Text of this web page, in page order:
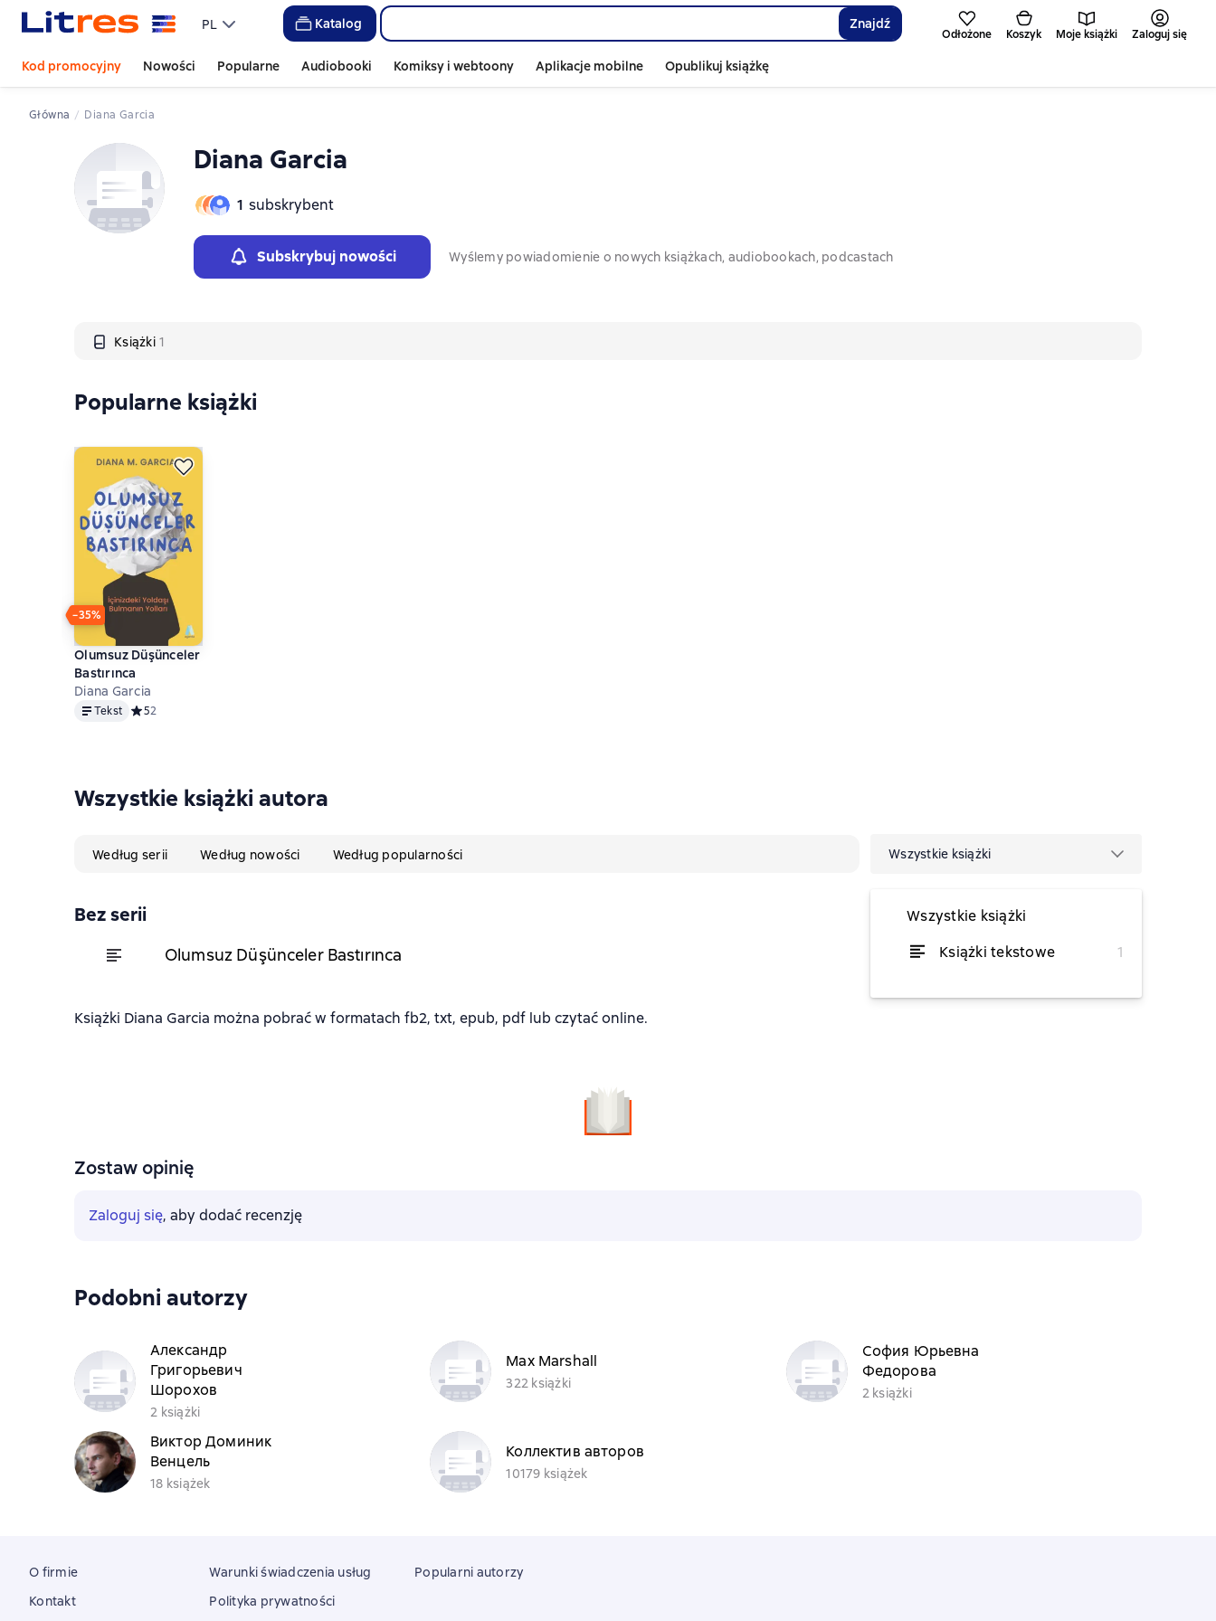
PL Katalog Znajdź
Odłożone Koszyk Moje książki Zaloguj się
Kod promocyjny Nowości Popularne Audiobooki Komiksy i webtoony Aplikacje mobilne Opublikuj książkę
Główna Diana Garcia
Diana Garcia
1 subskrybent
Subskrybuj nowości Wyślemy powiadomienie o nowych książkach, audiobookach, podcastach
Książki 1
Слайдер с книгами
Popularne książki
−35%
Olumsuz Düşünceler
Bastırınca
Diana Garcia
TekstTekst Средний рейтинг 5 на основе 2 оценок
52
Wszystkie książki autora
Według serii Według nowości Według popularności Wszystkie książki
Wszystkie książki
Książki tekstowe
1
Bez serii
Olumsuz Düşünceler Bastırınca od 3,35 zł
Książki Diana Garcia można pobrać w formatach fb2, txt, epub, pdf lub czytać online.
Zostaw opinię
Zaloguj się, aby dodać recenzję
Podobni autorzy
Александр
Григорьевич
Шорохов
2 książki
Max Marshall
322 książki
София Юрьевна
Федорова
2 książki
Виктор Доминик
Венцель
18 książek
Коллектив авторов
10179 książek
O firmie
Kontakt
Warunki świadczenia usług
Polityka prywatności
Popularni autorzy